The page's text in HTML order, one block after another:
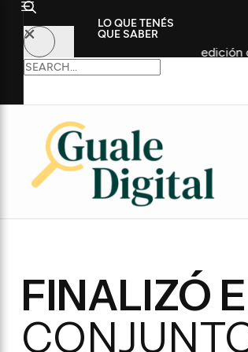
LO QUE TENÉS
QUE SABER
de la cuarta edición de “Siga el
FINALIZÓ